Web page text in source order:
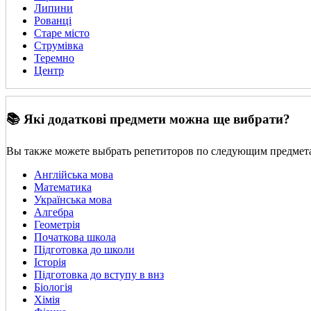
Липини
Рованці
Старе місто
Струмівка
Теремно
Центр
📚 Які додаткові предмети можна ще вибрати?
Вы также можете выбрать репетиторов по следующим
Англійська мова
Математика
Українська мова
Алгебра
Геометрія
Початкова школа
Підготовка до школи
Історія
Підготовка до вступу в внз
Біологія
Хімія